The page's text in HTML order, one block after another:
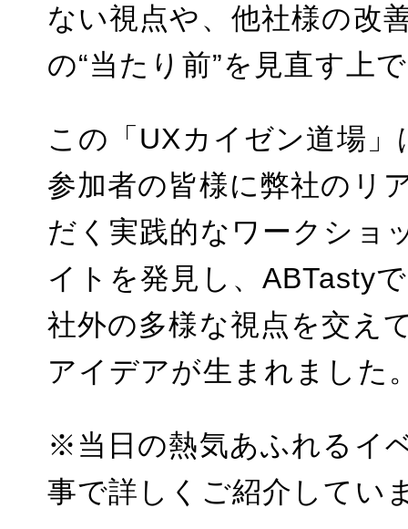
ない視点や、他社様の改
の“当たり前”を見直す上
この「UXカイゼン道場
参加者の皆様に弊社のリ
だく実践的なワークショ
イトを発見し、ABTasty
社外の多様な視点を交え
アイデアが生まれました
※当日の熱気あふれるイ
事で詳しくご紹介してい